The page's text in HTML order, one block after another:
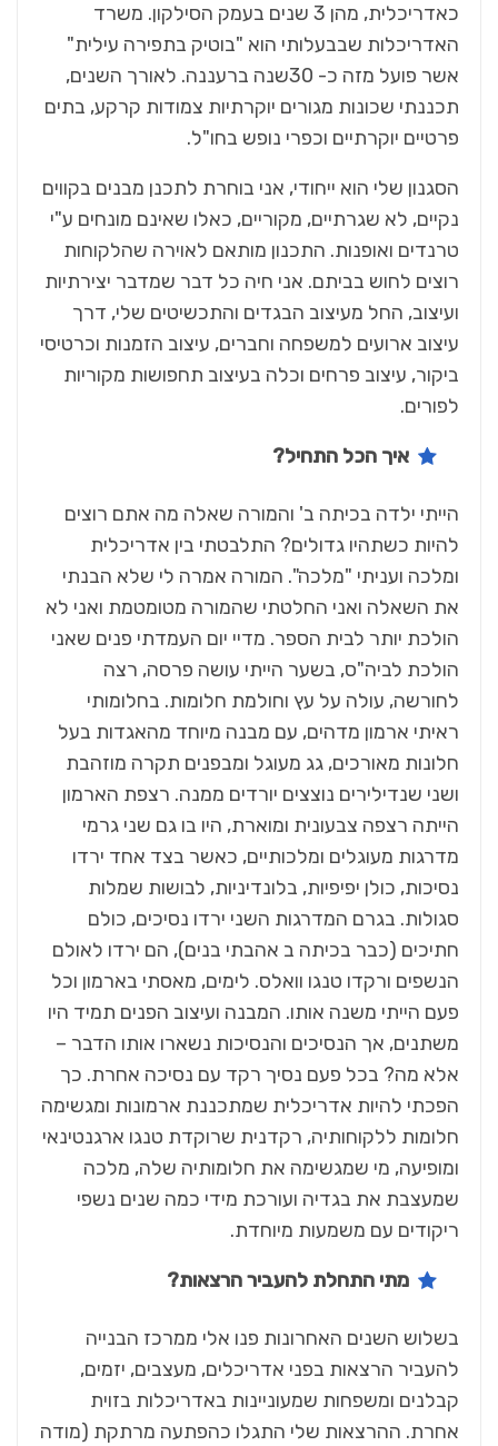
כאדריכלית, מהן 3 שנים בעמק הסילקון. משרד
האדריכלות שבבעלותי הוא "בוטיק בתפירה עילית"
אשר פועל מזה כ- 30שנה ברעננה. לאורך השנים,
תכננתי שכונות מגורים יוקרתיות צמודות קרקע, בתים
פרטיים יוקרתיים וכפרי נופש בחו"ל.
הסגנון שלי הוא ייחודי, אני בוחרת לתכנן מבנים בקווים
נקיים, לא שגרתיים, מקוריים, כאלו שאינם מונחים ע"י
טרנדים ואופנות. התכנון מותאם לאוירה שהלקוחות
רוצים לחוש בביתם. אני חיה כל דבר שמדבר יצירתיות
ועיצוב, החל מעיצוב הבגדים והתכשיטים שלי, דרך
עיצוב ארועים למשפחה וחברים, עיצוב הזמנות וכרטיסי
ביקור, עיצוב פרחים וכלה בעיצוב תחפושות מקוריות
לפורים.
איך הכל התחיל?
הייתי ילדה בכיתה ב' והמורה שאלה מה אתם רוצים
להיות כשתהיו גדולים? התלבטתי בין אדריכלית
ומלכה ועניתי "מלכה". המורה אמרה לי שלא הבנתי
את השאלה ואני החלטתי שהמורה מטומטמת ואני לא
הולכת יותר לבית הספר. מדיי יום העמדתי פנים שאני
הולכת לביה"ס, בשער הייתי עושה פרסה, רצה
לחורשה, עולה על עץ וחולמת חלומות. בחלומותי
ראיתי ארמון מדהים, עם מבנה מיוחד מהאגדות בעל
חלונות מאורכים, גג מעוגל ומבפנים תקרה מוזהבת
ושני שנדילירים נוצצים יורדים ממנה. רצפת הארמון
הייתה רצפה צבעונית ומוארת, היו בו גם שני גרמי
מדרגות מעוגלים ומלכותיים, כאשר בצד אחד ירדו
נסיכות, כולן יפיפיות, בלונדיניות, לבושות שמלות
סגולות. בגרם המדרגות השני ירדו נסיכים, כולם
חתיכים (כבר בכיתה ב אהבתי בנים), הם ירדו לאולם
הנשפים ורקדו טנגו וואלס. לימים, מאסתי בארמון וכל
פעם הייתי משנה אותו. המבנה ועיצוב הפנים תמיד היו
משתנים, אך הנסיכים והנסיכות נשארו אותו הדבר –
אלא מה? בכל פעם נסיך רקד עם נסיכה אחרת. כך
הפכתי להיות אדריכלית שמתכננת ארמונות ומגשימה
חלומות ללקוחותיה, רקדנית שרוקדת טנגו ארגנטינאי
ומופיעה, מי שמגשימה את חלומותיה שלה, מלכה
שמעצבת את בגדיה ועורכת מידי כמה שנים נשפי
ריקודים עם משמעות מיוחדת.
מתי התחלת להעביר הרצאות?
בשלוש השנים האחרונות פנו אלי ממרכז הבנייה
להעביר הרצאות בפני אדריכלים, מעצבים, יזמים,
קבלנים ומשפחות שמעוניינות באדריכלות בזוית
אחרת. ההרצאות שלי התגלו כהפתעה מרתקת (מודה